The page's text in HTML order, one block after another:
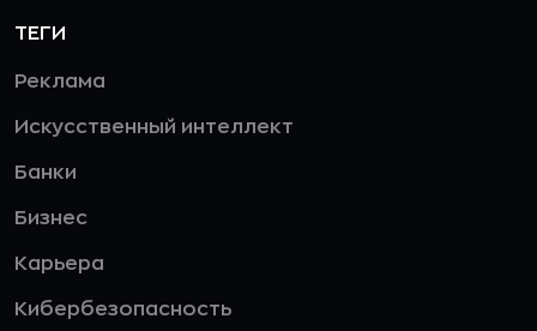
ТЕГИ
Реклама
Искусственный интеллект
Банки
Бизнес
Карьера
Кибербезопасность